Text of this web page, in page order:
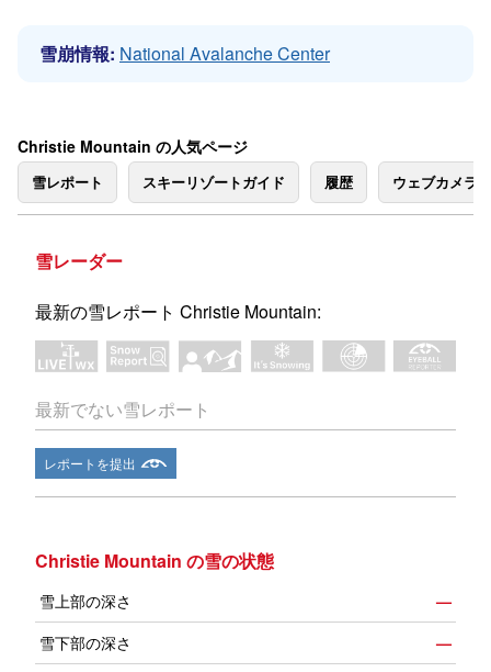
雪崩情報: National Avalanche Center
Christie Mountain の人気ページ
雪レポート スキーリゾートガイド 履歴 ウェブカメラ
雪レーダー
最新の雪レポート Christie Mountain:
最新でない雪レポート
レポートを提出
Christie Mountain の雪の状態
雪上部の深さ
—
雪下部の深さ
—